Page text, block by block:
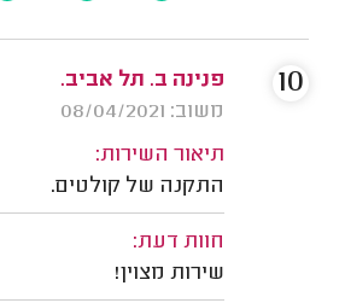
פנינה ב. תל אביב.
משוב: 08/04/2021
תיאור השירות:
התקנה של קולטים.
חוות דעת:
שירות מצוין!
10